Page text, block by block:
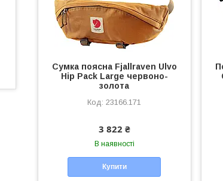
Сумка поясна Fjallraven Ulvo
Hip Pack Large червоно-
золота
23166.171
3 822 ₴
В наявності
Купити